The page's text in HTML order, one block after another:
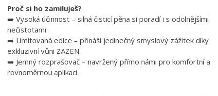
Proč si ho zamiluješ?
➡️ Vysoká účinnost – silná čisticí pěna si poradí i s odolnějšími
nečistotami.
➡️ Limitovaná edice – přináší jedinečný smyslový zážitek díky
exkluzivní vůni ZAZEN.
➡️ Jemný rozprašovač – navržený přímo námi pro komfortní a
rovnoměrnou aplikaci.